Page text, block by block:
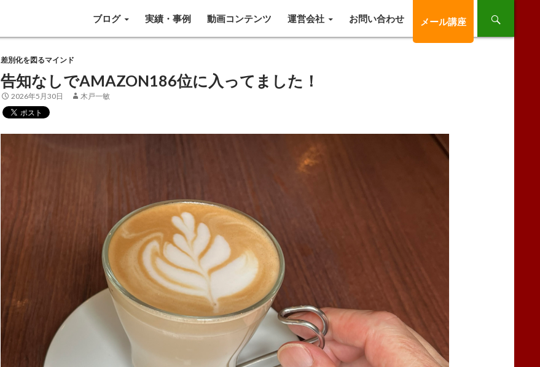
ブログ
実績・事例 動画コンテンツ 運営会社 お問い合わせ メール講座
差別化を図るマインド
告知なしでAMAZON186位に入ってました！
2026年5月30日 木戸一敏